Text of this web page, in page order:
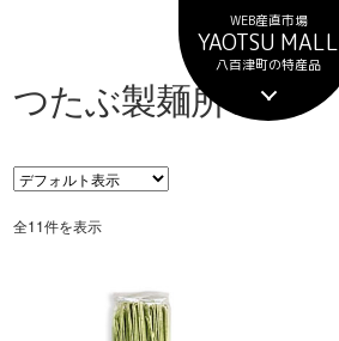
WEB産直市場
YAOTSU MALL
八百津町の特産品
ー
シ
ン
へ
ス
ン
ツ
ス
キ
ッ
つたぶ製麺所
全11件を表示